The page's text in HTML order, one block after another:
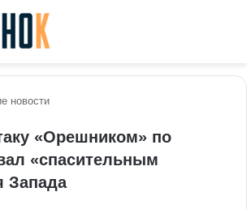
новости
«Орешником» по
«спасительным
Запада